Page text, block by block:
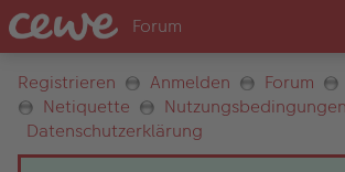
Registrieren Anmelden Forum
Netiquette
Nutzungsbedingungen
Datenschutzerklärung